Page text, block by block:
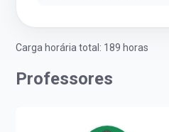
Carga horária total: 189 horas
Professores